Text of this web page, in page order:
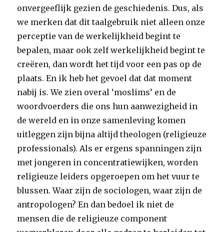
onvergeeflijk gezien de geschiedenis. Dus, als
we merken dat dit taalgebruik niet alleen onze
perceptie van de werkelijkheid begint te
bepalen, maar ook zelf werkelijkheid begint te
creëren, dan wordt het tijd voor een pas op de
plaats. En ik heb het gevoel dat dat moment
nabij is. We zien overal ‘moslims’ en de
woordvoerders die ons hun aanwezigheid in
de wereld en in onze samenleving komen
uitleggen zijn bijna altijd theologen (religieuze
professionals). Als er ergens spanningen zijn
met jongeren in concentratiewijken, worden
religieuze leiders opgeroepen om het vuur te
blussen. Waar zijn de sociologen, waar zijn de
antropologen? En dan bedoel ik niet de
mensen die de religieuze component